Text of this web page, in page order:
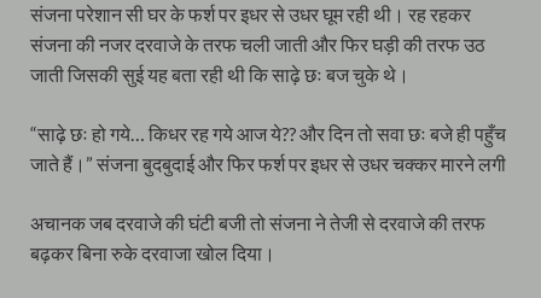
संजना परेशान सी घर के फर्श पर इधर से उधर घूम रही थी। रह रहकर
संजना की नजर दरवाजे के तरफ चली जाती और फिर घड़ी की तरफ उठ
जाती जिसकी सुई यह बता रही थी कि साढ़े छः बज चुके थे।
“साढ़े छः हो गये… किधर रह गये आज ये?? और दिन तो सवा छः बजे ही पहुँच
जाते हैं।” संजना बुदबुदाई और फिर फर्श पर इधर से उधर चक्कर मारने लगी
अचानक जब दरवाजे की घंटी बजी तो संजना ने तेजी से दरवाजे की तरफ
बढ़कर बिना रुके दरवाजा खोल दिया।